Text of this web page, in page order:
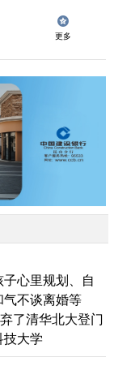
更多
心里规划、自
不谈离婚等
了清华北大登门
大学